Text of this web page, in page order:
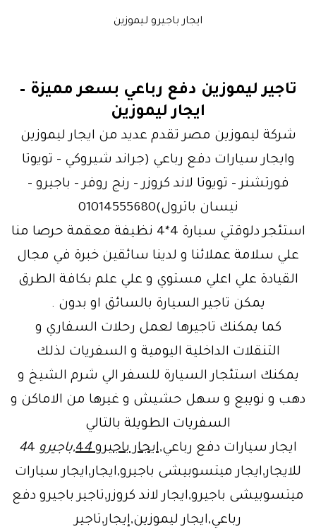
ايجار باجيرو ليموزين
تاجير ليموزين دفع رباعي بسعر مميزة –
ايجار ليموزين
شركة ليموزين مصر تقدم عديد من ايجار ليموزين
وايجار سيارات دفع رباعي (جراند شيروكي – تويوتا
فورتشنر – تويوتا لاند كروزر – رنج روفر – باجيرو –
نيسان باترول)01014555680
استئجر دلوقتي سيارة 4*4 نظيفة معقمة حرصا منا
علي سلامة عملائنا و لدينا سائقين خبرة في مجال
القيادة علي اعلي مستوي و علي علم بكافة الطرق
يمكن تاجير السيارة بالسائق او بدون .
كما يمكنك تاجيرها لعمل رحلات السفاري و
التنقلات الداخلية اليومية و السفريات لذلك
يمكنك استئجار السيارة للسفر الي شرم الشيخ و
دهب و نويبع و سهل حشيش و غيرها من الاماكن و
السفريات الطويلة بالتالي
ايجار سيارات دفع رباعي,ايجار باجيرو 44 ,باجيرو 4 4
للايجار,ايجار ميتسوبيشى باجيرو,ايجار,ايجار سيارات
ميتسوبيشى باجيرو,ايجار لاند كروزر,تاجير باجيرو دفع
رباعي,ايجار ليموزين,إيجار,تاجير